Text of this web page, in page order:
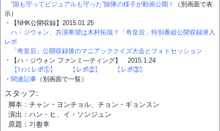
“国も守ってビジュアルも守った”除隊の様子が動画公開！
（別画面で表
示）
・【NHK公開収録】2015.01.25
ハ・ジウォン、共演希望は木村拓哉？「奇皇后」特別番組公開収録潜入
レポ
「奇皇后」公開収録後のマニアッククイズ大会とフォトセッション
・【ハ・ジウォン ファンミ―ティング】 2015.1.24
【ﾌｧﾝﾐレポ①】
【レポ②】
【レポ③】
・ 関連記事 （別画面で一覧）
スタッフ:
脚本：チャン・ヨンチョル、チョン・ギョンスン
演出：ハン・ヒ、イ・ソンジュン
原題：기황후